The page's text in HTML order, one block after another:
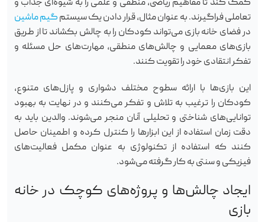
کمک کند تا مفاهیم ریاضی، منطقی و علمی را به شیوه‌ای جذاب و
تعاملی فراگیرند. به عنوان مثال، قرار دادن یک سیستمگیم ماشین
در فضای خانه بازی می‌تواند کودکان را به چالش بکشاند تا از طریق
بازی‌های معمایی و چالش‌های منطقی، مهارت‌های حل مسئله و
تفکر انتقادی خود را تقویت کنند.
این بازی‌ها با ارائه سطوح مختلف دشواری و پازل‌های متنوع،
کودکان را ترغیب به تلاش و تفکر می‌کنند و در نهایت به بهبود
توانایی‌های شناختی و تحلیلی آنان منجر می‌شوند. والدین باید به
دقت زمان استفاده از این ابزارها را کنترل کرده و اطمینان حاصل
کنند که استفاده از تکنولوژی به عنوان مکمل فعالیت‌های
فیزیکی و سنتی به کار گرفته می‌شود.
ایجاد چالش‌ها و پروژه‌های کوچک در خانه
بازی